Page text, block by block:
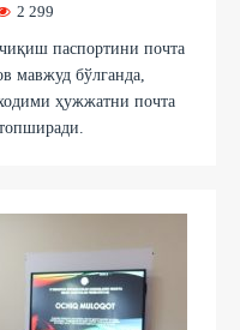
2 299
паспортини почта
мавжуд бўлганда,
ҳужжатни почта